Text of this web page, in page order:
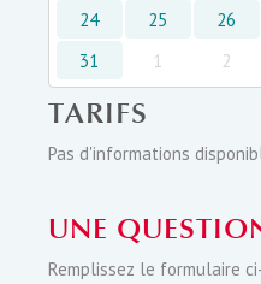
24
25 26
31
1 2
TARIFS
Pas d'informations
UNE
Remplissez le formulaire